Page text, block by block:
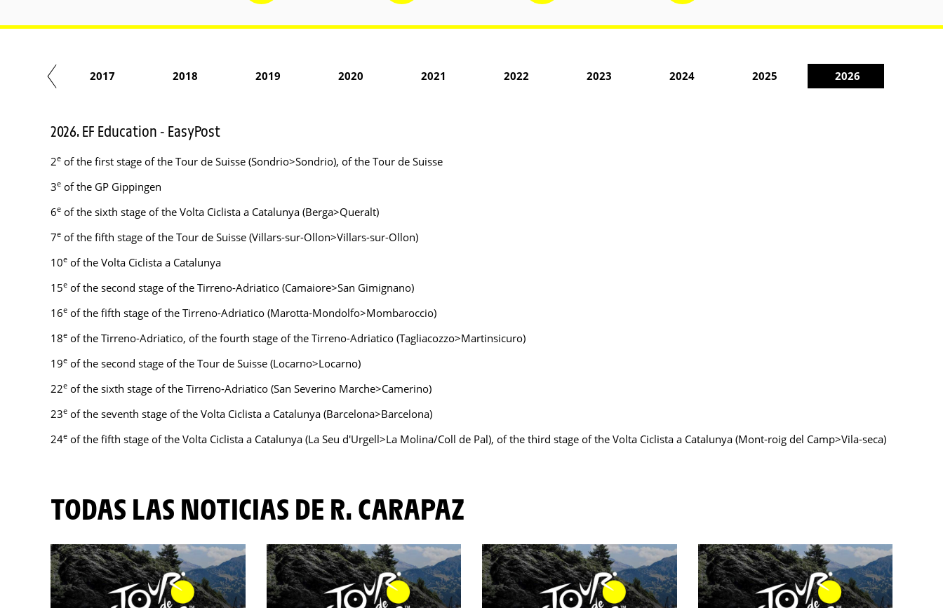
2017 2018 2019 2020 2021 2022 2023 2024 2025 2026
2026. EF Education - EasyPost
2e of the first stage of the Tour de Suisse (Sondrio>Sondrio), of the Tour de Suisse
3e of the GP Gippingen
6e of the sixth stage of the Volta Ciclista a Catalunya (Berga>Queralt)
7e of the fifth stage of the Tour de Suisse (Villars-sur-Ollon>Villars-sur-Ollon)
10e of the Volta Ciclista a Catalunya
15e of the second stage of the Tirreno-Adriatico (Camaiore>San Gimignano)
16e of the fifth stage of the Tirreno-Adriatico (Marotta-Mondolfo>Mombaroccio)
18e of the Tirreno-Adriatico, of the fourth stage of the Tirreno-Adriatico (Tagliacozzo>Martinsicuro)
19e of the second stage of the Tour de Suisse (Locarno>Locarno)
22e of the sixth stage of the Tirreno-Adriatico (San Severino Marche>Camerino)
23e of the seventh stage of the Volta Ciclista a Catalunya (Barcelona>Barcelona)
24e of the fifth stage of the Volta Ciclista a Catalunya (La Seu d'Urgell>La Molina/Coll de Pal), of the third stage of the Volta Ciclista a Catalunya (Mont-roig del Camp>Vila-seca)
TODAS LAS NOTICIAS DE R. CARAPAZ